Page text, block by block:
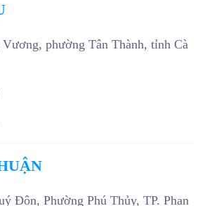
Vương, phường Tân Thành, tỉnh Cà
Đôn, Phường Phú Thủy, TP. Phan